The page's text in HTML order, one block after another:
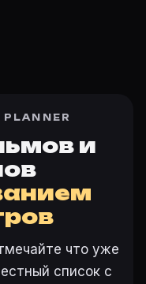
и
что уже
список с